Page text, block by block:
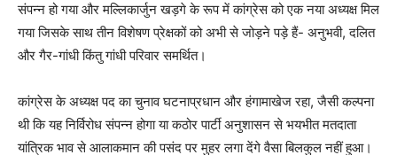
संपन्न हो गया और मल्लिकार्जुन खड़गे के रूप में कांग्रेस को एक नया अध्यक्ष मिल
गया जिसके साथ तीन विशेषण प्रेक्षकों को अभी से जोड़ने पड़े हैं- अनुभवी, दलित
और गैर-गांधी किंतु गांधी परिवार समर्थित।
कांग्रेस के अध्यक्ष पद का चुनाव घटनाप्रधान और हंगामाखेज रहा, जैसी कल्पना
थी कि यह निर्विरोध संपन्न होगा या कठोर पार्टी अनुशासन से भयभीत मतदाता
यांत्रिक भाव से आलाकमान की पसंद पर मुहर लगा देंगे वैसा बिलकुल नहीं हुआ।